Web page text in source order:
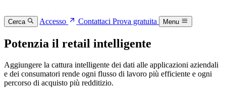
Cerca Accesso ContattaciProva gratuita Menu
Potenzia il retail intelligente
Aggiungere la cattura intelligente dei dati alle applicazioni aziendali
e dei consumatori rende ogni flusso di lavoro più efficiente e ogni
percorso di acquisto più redditizio.